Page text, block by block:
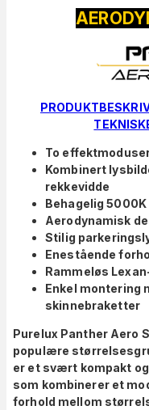
To
Kombinert
rekkevidde
Behagelig
Aerodynamisk
Stilig
Enestående
Rammeløs
Enkel montering
skinnebraketter
Purelux Panther Aero
populære
er et svært kompakt
som kombinerer et
forhold mellom